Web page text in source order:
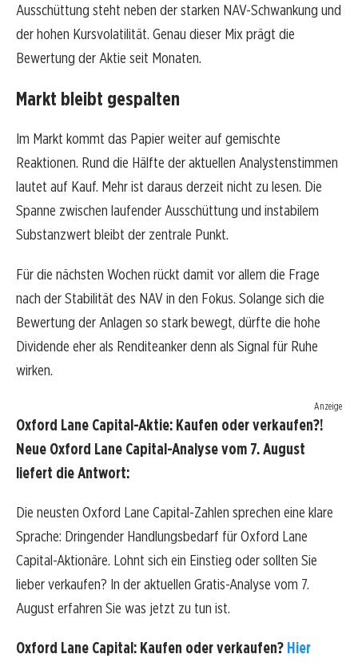
Ausschüttung steht neben der starken NAV-Schwankung und
der hohen Kursvolatilität. Genau dieser Mix prägt die
Bewertung der Aktie seit Monaten.
Markt bleibt gespalten
Im Markt kommt das Papier weiter auf gemischte
Reaktionen. Rund die Hälfte der aktuellen Analystenstimmen
lautet auf Kauf. Mehr ist daraus derzeit nicht zu lesen. Die
Spanne zwischen laufender Ausschüttung und instabilem
Substanzwert bleibt der zentrale Punkt.
Für die nächsten Wochen rückt damit vor allem die Frage
nach der Stabilität des NAV in den Fokus. Solange sich die
Bewertung der Anlagen so stark bewegt, dürfte die hohe
Dividende eher als Renditeanker denn als Signal für Ruhe
wirken.
Anzeige
Oxford Lane Capital-Aktie: Kaufen oder verkaufen?!
Neue Oxford Lane Capital-Analyse vom 7. August
liefert die Antwort:
Die neusten Oxford Lane Capital-Zahlen sprechen eine klare
Sprache: Dringender Handlungsbedarf für Oxford Lane
Capital-Aktionäre. Lohnt sich ein Einstieg oder sollten Sie
lieber verkaufen? In der aktuellen Gratis-Analyse vom 7.
August erfahren Sie was jetzt zu tun ist.
Oxford Lane Capital: Kaufen oder verkaufen? Hier